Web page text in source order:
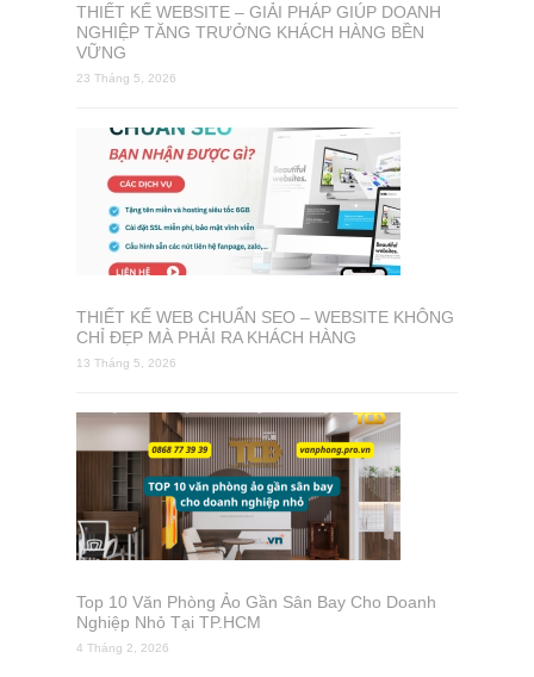
THIẾT KẾ WEBSITE – GIẢI PHÁP GIÚP DOANH
NGHIỆP TĂNG TRƯỞNG KHÁCH HÀNG BỀN
VỮNG
23 Tháng 5, 2026
THIẾT KẾ WEB CHUẨN SEO – WEBSITE KHÔNG
CHỈ ĐẸP MÀ PHẢI RA KHÁCH HÀNG
13 Tháng 5, 2026
Top 10 Văn Phòng Ảo Gần Sân Bay Cho Doanh
Nghiệp Nhỏ Tại TP.HCM
4 Tháng 2, 2026